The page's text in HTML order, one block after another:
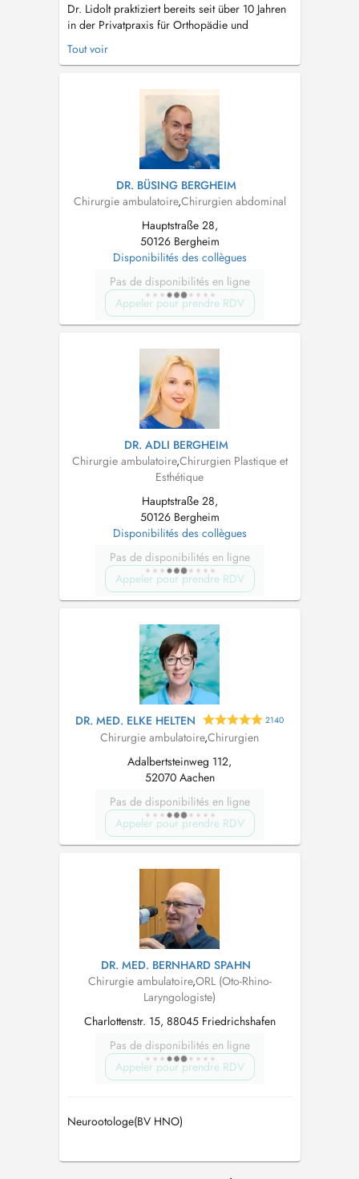
Dr. Lidolt praktiziert bereits seit über 10 Jahren
in der Privatpraxis für Orthopädie und
Chirurgie mit dem Schwerpunkt Arthroskopien,
Hand- und Fußchirurgie sowie
die Behandlung von Sportverletzungen, die
aufgrund eigener Erfahrungen im
Tout voir
DR. BÜSING BERGHEIM
Chirurgie ambulatoire,Chirurgien abdominal
Hauptstraße 28,
50126 Bergheim
Disponibilités des collègues
Pas de disponibilités en ligne
Appeler pour prendre RDV
DR. ADLI BERGHEIM
Chirurgie ambulatoire,Chirurgien Plastique et
Esthétique
Hauptstraße 28,
50126 Bergheim
Disponibilités des collègues
Pas de disponibilités en ligne
Appeler pour prendre RDV
DR. MED. ELKE HELTEN 2140
Chirurgie ambulatoire,Chirurgien
Adalbertsteinweg 112,
52070 Aachen
Pas de disponibilités en ligne
Appeler pour prendre RDV
DR. MED. BERNHARD SPAHN
Chirurgie ambulatoire,ORL (Oto-Rhino-
Laryngologiste)
Charlottenstr. 15, 88045 Friedrichshafen
Pas de disponibilités en ligne
Appeler pour prendre RDV
Neurootologe(BV HNO)